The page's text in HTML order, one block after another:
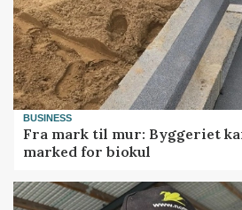
BUSINESS
Fra mark til mur: Byggeriet
marked for biokul